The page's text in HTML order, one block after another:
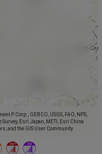
P Corp., GEBCO, USGS, FAO, NPS,
Esri Japan, METI, Esri China
and the GIS User Community